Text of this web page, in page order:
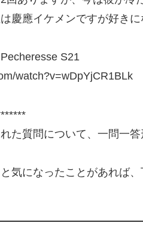
慶應イケメンですが好き
S21
た質問について、一問一答
気になったことがあれば